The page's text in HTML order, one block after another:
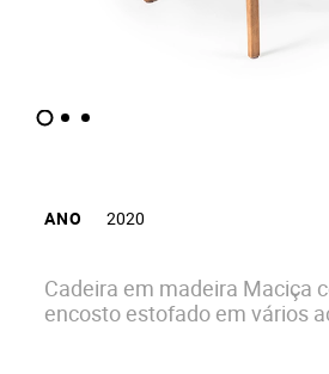
ANO 2020
Cadeira em madeira Maciça
encosto estofado em vários